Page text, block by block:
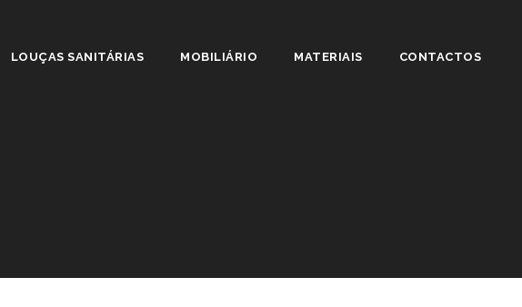
LOUÇAS SANITÁRIAS MOBILIÁRIO MATERIAIS CONTACTOS